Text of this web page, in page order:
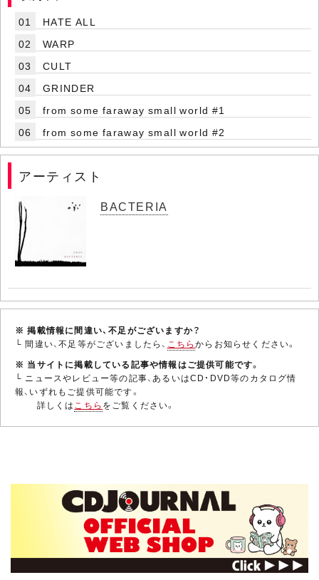
01
HATE ALL
02
WARP
03
CULT
04
GRINDER
05
from some faraway small world #1
06
from some faraway small world #2
アーティスト
BACTERIA
※ 掲載情報に間違い、不足がございますか？
└ 間違い、不足等がございましたら、 こちらからお知らせください。
※ 当サイトに掲載している記事や情報はご提供可能です。
└ ニュースやレビュー等の記事、あるいはCD・DVD等のカタログ情
報、いずれもご提供可能です。
詳しくはこちら をご覧ください。